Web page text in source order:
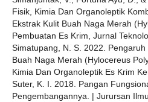
Fisik, Kimia Dan Organoleptik
Ekstrak Kulit Buah Naga Merah
Pembuatan Es Krim, Jurnal
Simatupang, N. S. 2022.
Buah Naga Merah (Hylocereus
Kimia Dan Organoleptik Es Krim
Suter, K. I. 2018. Pangan
Pengembangannya. | Jurursan